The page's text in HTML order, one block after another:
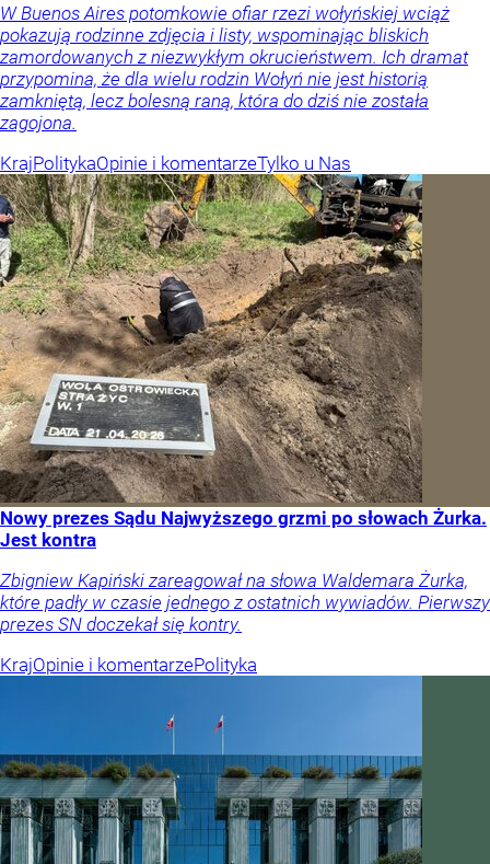
W Buenos Aires potomkowie ofiar rzezi wołyńskiej wciąż
pokazują rodzinne zdjęcia i listy, wspominając bliskich
zamordowanych z niezwykłym okrucieństwem. Ich dramat
przypomina, że dla wielu rodzin Wołyń nie jest historią
zamkniętą, lecz bolesną raną, która do dziś nie została
zagojona.
KrajPolitykaOpinie i komentarzeTylko u Nas
Nowy prezes Sądu Najwyższego grzmi po słowach Żurka.
Jest kontra
Zbigniew Kapiński zareagował na słowa Waldemara Żurka,
które padły w czasie jednego z ostatnich wywiadów. Pierwszy
prezes SN doczekał się kontry.
KrajOpinie i komentarzePolityka